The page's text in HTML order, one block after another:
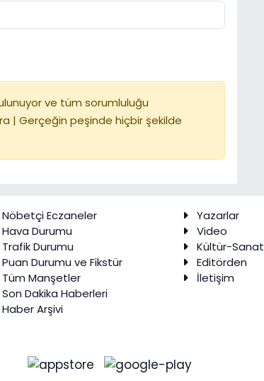
ve tüm sorumluluğu
| Gerçeğin peşinde hiçbir şekilde
Nöbetçi Eczaneler
Hava Durumu
Trafik Durumu
Puan Durumu ve Fikstür
Tüm Manşetler
Son Dakika Haberleri
Haber Arşivi
Yazarlar
Video
Kültür-Sanat
Editörden
İletişim